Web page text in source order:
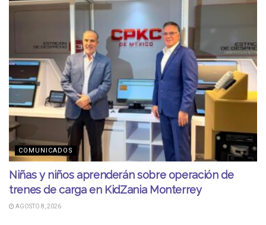
COMUNICADOS
Niñas y niños aprenderán sobre operación de
trenes de carga en KidZania Monterrey
AGOSTO 8, 2026